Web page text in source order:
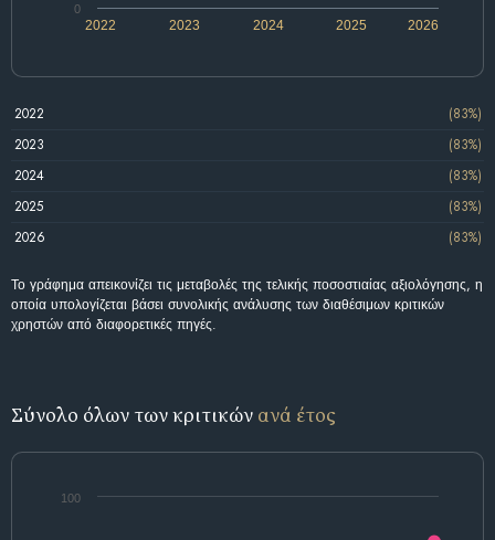
2022 2024 2026
2023 2025
0
2022
(83%)
2023
(83%)
2024
(83%)
2025
(83%)
2026
(83%)
Το γράφημα απεικονίζει τις μεταβολές της τελικής ποσοστιαίας αξιολόγησης, η
οποία υπολογίζεται βάσει συνολικής ανάλυσης των διαθέσιμων κριτικών
χρηστών από διαφορετικές πηγές.
Σύνολο όλων των κριτικών ανά έτος
100